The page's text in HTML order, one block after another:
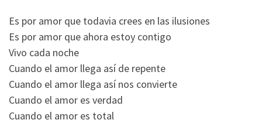
Es por amor que todavia crees en las ilusiones
Es por amor que ahora estoy contigo
Vivo cada noche
Cuando el amor llega así de repente
Cuando el amor llega así nos convierte
Cuando el amor es verdad
Cuando el amor es total